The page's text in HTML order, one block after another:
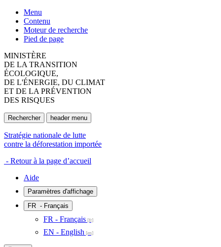
Menu
Contenu
Moteur de recherche
Pied de page
MINISTÈRE
DE LA TRANSITION
ÉCOLOGIQUE,
DE L'ÉNERGIE, DU CLIMAT
ET DE LA PRÉVENTION
DES RISQUES
Rechercher header menu
Stratégie nationale de lutte
contre la déforestation importée
- Retour à la page d’accueil
Aide
Paramètres d'affichage
FR - Français
FR - Français
EN - English